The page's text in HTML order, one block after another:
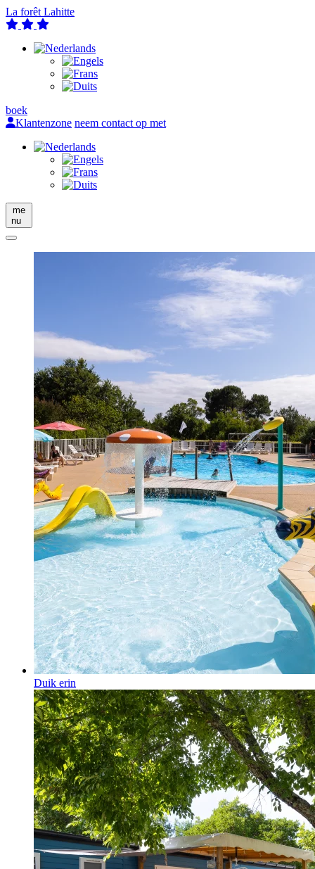
La forêt Lahitte
boek
Klantenzone neem contact op met
me
nu
Duik erin